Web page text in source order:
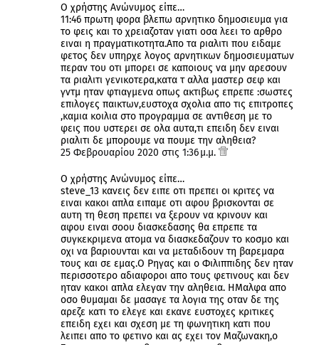
Ο χρήστης Ανώνυμος είπε…
11:46 πρωτη φορα βλεπω αρνητικο δημοσιευμα για
το φεις και το χρειαζοταν γιατι οσα λεει το αρθρο
ειναι η πραγματικοτητα.Απο τα ριαλιτι που ειδαμε
φετος δεν υπηρχε λογος αρνητικων δημοσιευματων
περαν του οτι μπορει σε καποιους να μην αρεσουν
τα ριαλιτι γενικοτερα,κατα τ αλλα μαστερ σεφ και
γντμ ηταν φτιαγμενα οπως ακτιβως επρεπε :σωστες
επιλογες παικτων,ευστοχα σχολια απο τις επιτροπες
,καμια κοιλια στο προγραμμα σε αντιθεση με το
φεις που υστερει σε ολα αυτα,τι επειδη δεν ειναι
ριαλιτι δε μπορουμε να πουμε την αληθεια?
25 Φεβρουαρίου 2020 στις 1:36 μ.μ.
Ο χρήστης Ανώνυμος είπε…
steve_13 κανεις δεν ειπε οτι πρεπει οι κριτες να
ειναι κακοι απλα ειπαμε οτι αφου βρισκονται σε
αυτη τη θεση πρεπει να ξερουν να κρινουν και
αφου ειναι σοου διασκεδασης θα επρεπε τα
συγκεκριμενα ατομα να διασκεδαζουν το κοσμο και
οχι να βαριουνται και να μεταδιδουν τη βαρεμαρα
τους και σε εμας.Ο Ρηγας και ο Φιλιππιδης δεν ηταν
περισσοτερο αδιαφοροι απο τους φετινους και δεν
ηταν κακοι απλα ελεγαν την αληθεια. ΗΜαλφα απο
οσο θυμαμαι δε μασαγε τα λογια της οταν δε της
αρεζε κατι το ελεγε και εκανε ευστοχες κριτικες
επειδη εχει και σχεση με τη φωνητικη κατι που
λειπει απο το φετινο και ας εχει τον Μαζωνακη,ο